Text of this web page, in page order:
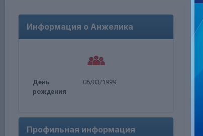
Информация о Анжелика
День
рождения
06/03/1999
Профильная информация